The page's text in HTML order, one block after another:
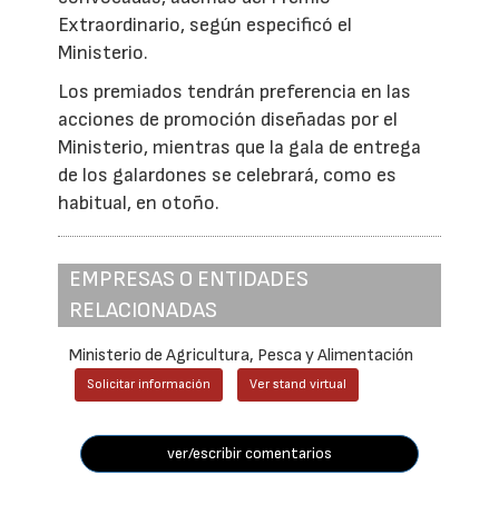
Extraordinario, según especificó el
Ministerio.
Los premiados tendrán preferencia en las
acciones de promoción diseñadas por el
Ministerio, mientras que la gala de entrega
de los galardones se celebrará, como es
habitual, en otoño.
EMPRESAS O ENTIDADES
RELACIONADAS
Ministerio de Agricultura, Pesca y Alimentación
Solicitar información Ver stand virtual
ver/escribir comentarios